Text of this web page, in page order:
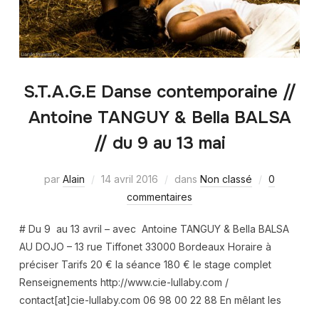
S.T.A.G.E Danse contemporaine //
Antoine TANGUY & Bella BALSA
// du 9 au 13 mai
par Alain 14 avril 2016 dans Non classé
0
commentaires
# Du 9 au 13 avril – avec Antoine TANGUY & Bella BALSA
AU DOJO – 13 rue Tiffonet 33000 Bordeaux Horaire à
préciser Tarifs 20 € la séance 180 € le stage complet
Renseignements http://www.cie-lullaby.com /
contact[at]cie-lullaby.com 06 98 00 22 88 En mêlant les